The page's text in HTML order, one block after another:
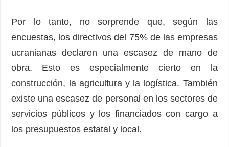
Por lo tanto, no sorprende que, según las
encuestas, los directivos del 75% de las empresas
ucranianas declaren una escasez de mano de
obra. Esto es especialmente cierto en la
construcción, la agricultura y la logística. También
existe una escasez de personal en los sectores de
servicios públicos y los financiados con cargo a
los presupuestos estatal y local.